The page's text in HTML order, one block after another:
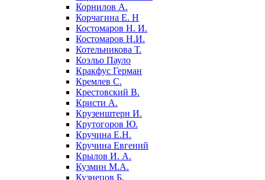
Корнилов А.
Корчагина Е. Н
Костомаров Н. И.
Костомаров Н.И.
Котельникова Т.
Коэльо Пауло
Кракфус Герман
Кремлев С.
Крестовский В.
Кристи А.
Крузенштерн И.
Крутогоров Ю.
Кручина Е.Н.
Кручина Евгений
Крылов И. А.
Кузмин М.А.
Кузнецов Б.